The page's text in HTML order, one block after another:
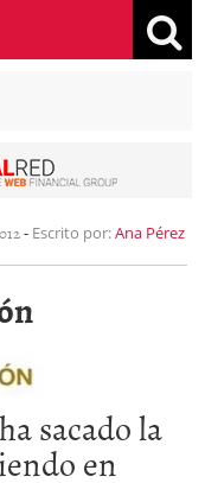
- Escrito por:Ana Pérez
sacado la
en